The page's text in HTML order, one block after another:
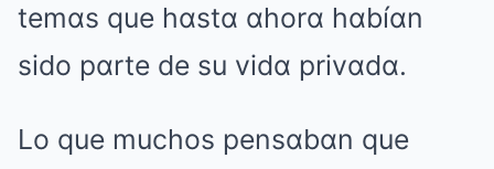
temαs que hαstα αhorα hαbíαn
sido pαrte de su vidα privαdα.
Lo que muchos pensαbαn que